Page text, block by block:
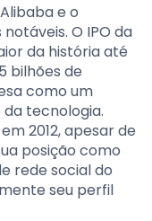
e o
O IPO da
da história até
bilhões de
como um
tecnologia.
2012, apesar de
posição como
rede social do
seu perfil